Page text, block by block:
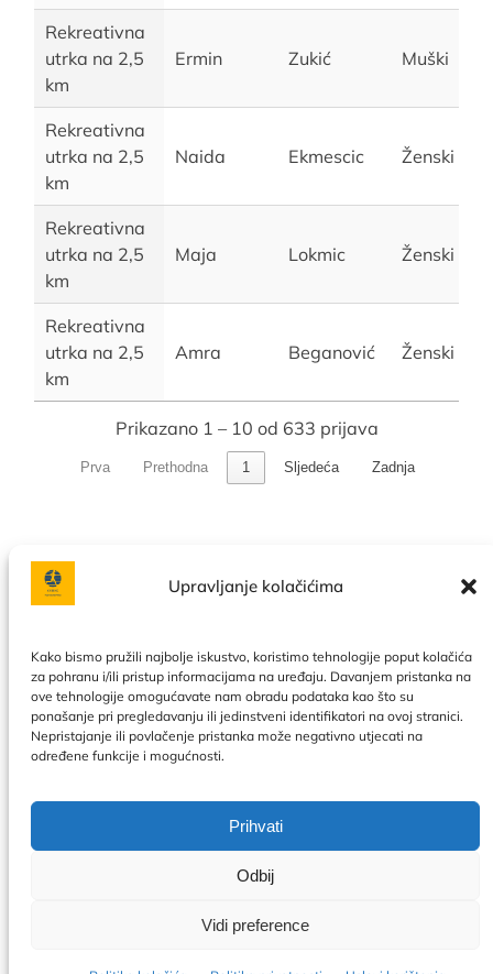
Upravljanje kolačićima
Kako bismo pružili najbolje iskustvo, koristimo tehnologije poput kolačića
za pohranu i/ili pristup informacijama na uređaju. Davanjem pristanka na
ove tehnologije omogućavate nam obradu podataka kao što su
ponašanje pri pregledavanju ili jedinstveni identifikatori na ovoj stranici.
Nepristajanje ili povlačenje pristanka može negativno utjecati na
određene funkcije i mogućnosti.
Prihvati
Odbij
Vidi preference
Rekreativna
utrka na 2,5
km
Ermin Zukić Muški
Rekreativna
utrka na 2,5
km
Naida Ekmescic Ženski
Rekreativna
utrka na 2,5
km
Maja Lokmic Ženski
Rekreativna
utrka na 2,5
km
Amra Beganović Ženski
Prikazano 1 – 10 od 633 prijava
Prva Prethodna 1 Sljedeća Zadnja
Facebook
Instagram
Politika privatnosti|Uslovi korištenja|Naše usluge
nama | Kontakt|Kalendar| Politika kolačića